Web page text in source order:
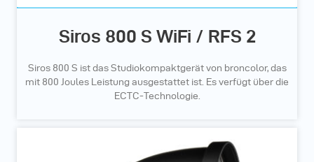
Siros 800 S WiFi / RFS 2
Siros 800 S ist das Studiokompaktgerät von broncolor, das
mit 800 Joules Leistung ausgestattet ist. Es verfügt über die
ECTC-Technologie.